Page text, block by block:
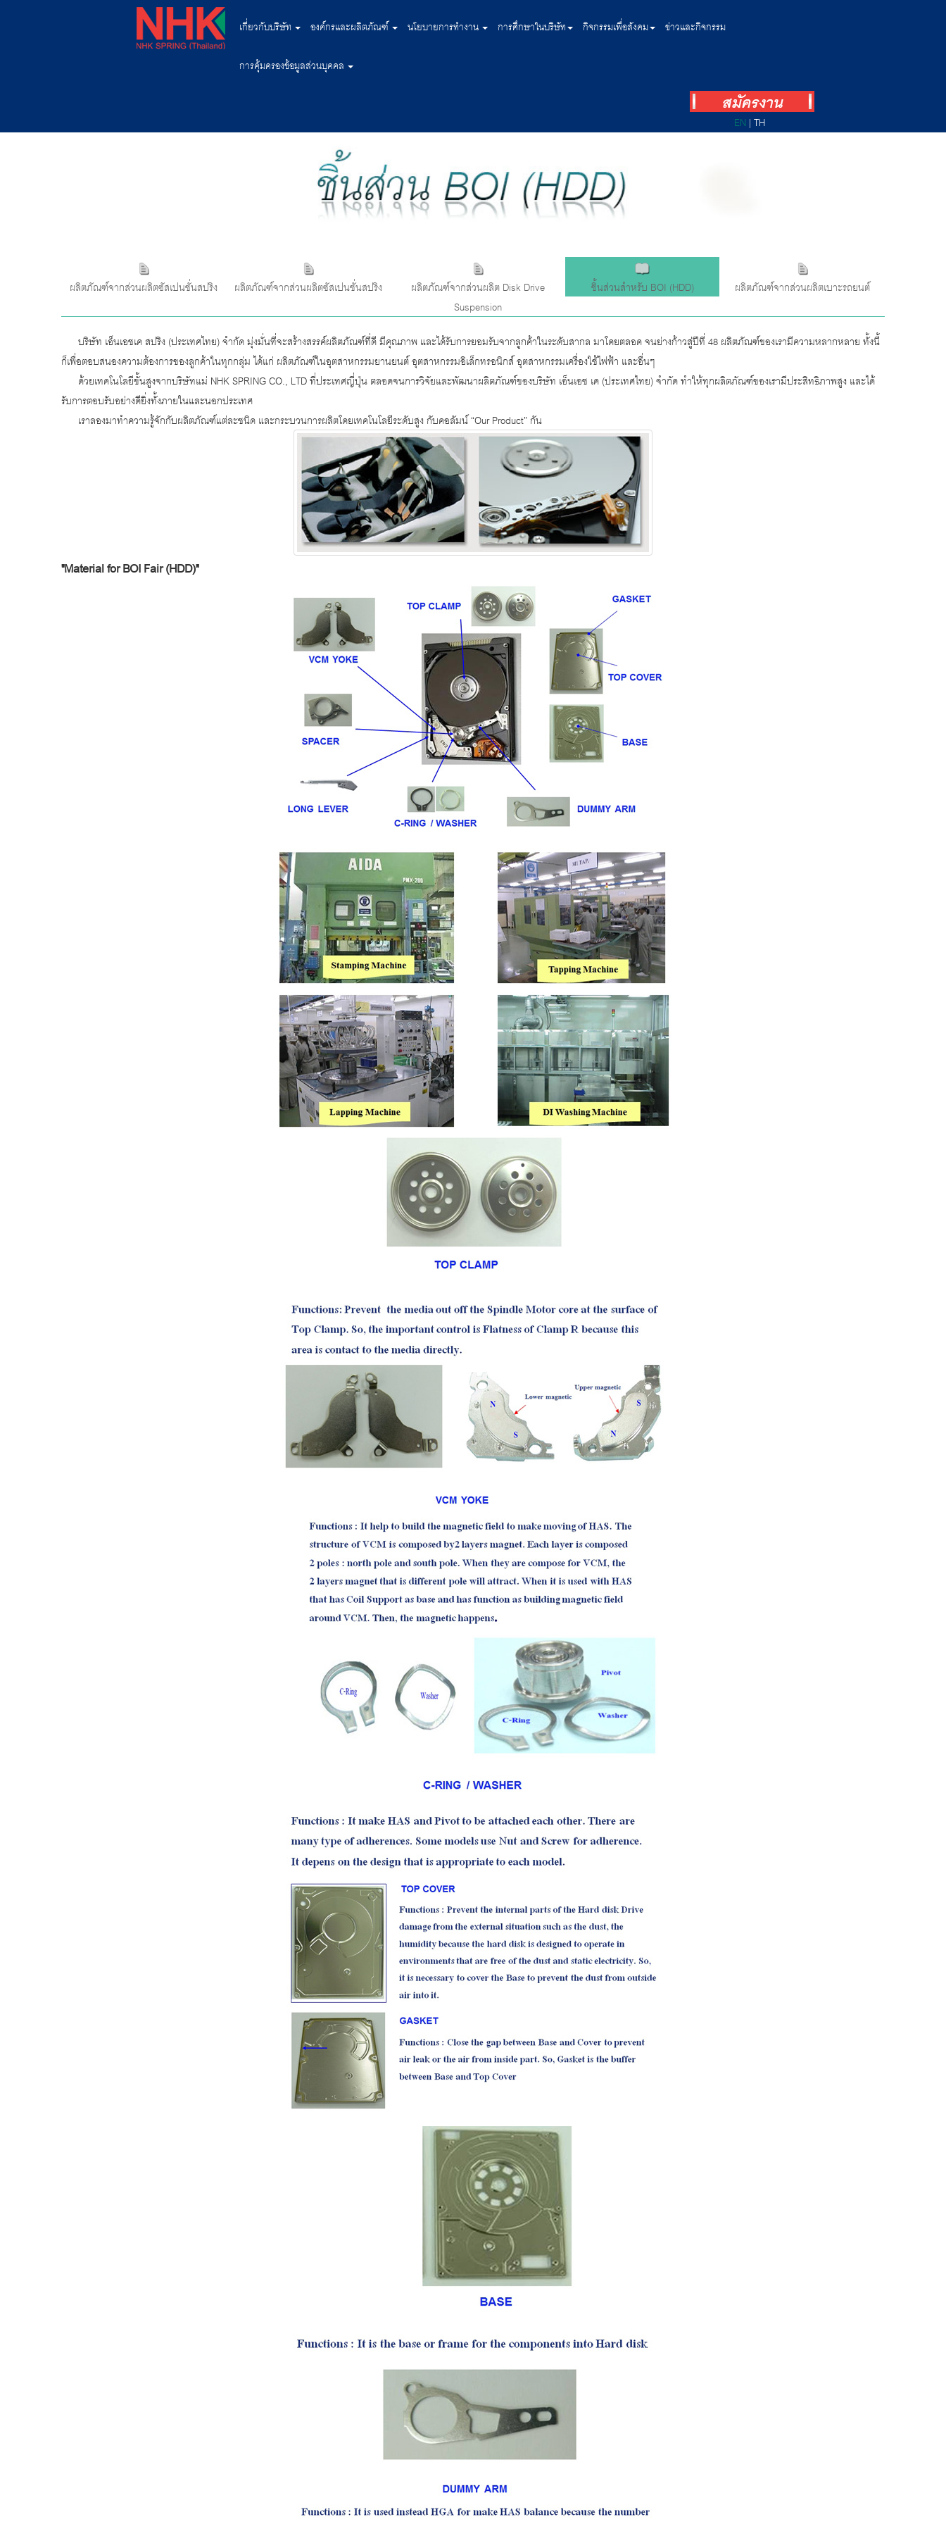
เกี่ยวกับบริษัท องค์กรและผลิตภัณฑ์ นโยบายการทำงาน การศึกษาในบริษัท กิจกรรมเพื่อสังคม ข่าวและกิจกรรม
การคุ้มครองข้อมูลส่วนบุคคล
EN | TH
ผลิตภัณฑ์จากส่วนผลิตซัสเปนชั่นสปริง ผลิตภัณฑ์จากส่วนผลิตซัสเปนชั่นสปริง
ผลิตภัณฑ์จากส่วนผลิต Disk Drive
Suspension
ชิ้นส่วนสำหรับ BOI (HDD) ผลิตภัณฑ์จากส่วนผลิตเบาะรถยนต์
บริษัท เอ็นเอชเค สปริง (ประเทศไทย) จำกัด มุ่งมั่นที่จะสร้างสรรค์ผลิตภัณฑ์ที่ดี มีคุณภาพ และได้รับการยอมรับจากลูกค้าในระดับสากล มาโดยตลอด จนย่างก้าวสู่ปีที่ 48 ผลิตภัณฑ์ของเรามีความหลากหลาย ทั้งนี้
ก็เพื่อตอบสนองความต้องการของลูกค้าในทุกกลุ่ม ได้แก่ ผลิตภัณฑ์ในอุตสาหกรรมยานยนต์ อุตสาหกรรมอิเล็กทรอนิกส์ อุตสาหกรรมเครื่องใช้ไฟฟ้า และอื่นๆ
ด้วยเทคโนโลยีขั้นสูงจากบริษัทแม่ NHK SPRING CO., LTD ที่ประเทศญี่ปุ่น ตลอดจนการวิจัยและพัฒนาผลิตภัณฑ์ของบริษัท เอ็นเอช เค (ประเทศไทย) จำกัด ทำให้ทุกผลิตภัณฑ์ของเรามีประสิทธิภาพสูง และได้
รับการตอบรับอย่างดียิ่งทั้งภายในและนอกประเทศ
เราลองมาทำความรู้จักกับผลิตภัณฑ์แต่ละชนิด และกระบวนการผลิตโดยเทคโนโลยีระดับสูง กับคอลัมน์ “Our Product” กัน
"Material for BOI Fair (HDD)"